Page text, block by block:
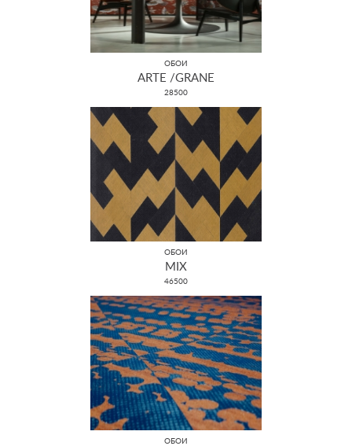
ОБОИ
ARTE /GRANE
28500
ОБОИ
MIX
46500
ОБОИ